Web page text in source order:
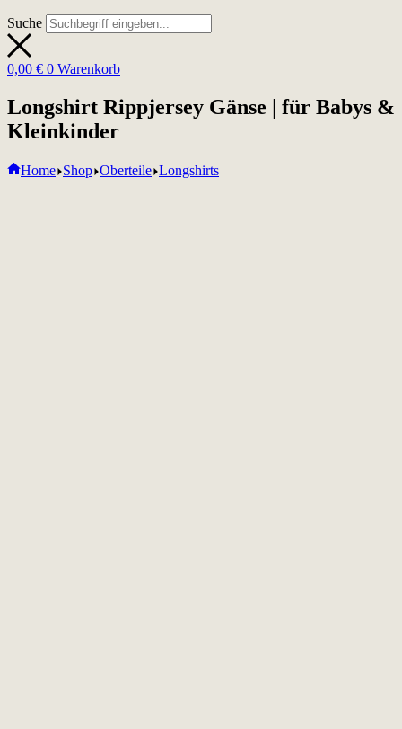
Suche
0,00 € 0 Warenkorb
Longshirt Rippjersey Gänse | für Babys &
Kleinkinder
Home Shop Oberteile Longshirts